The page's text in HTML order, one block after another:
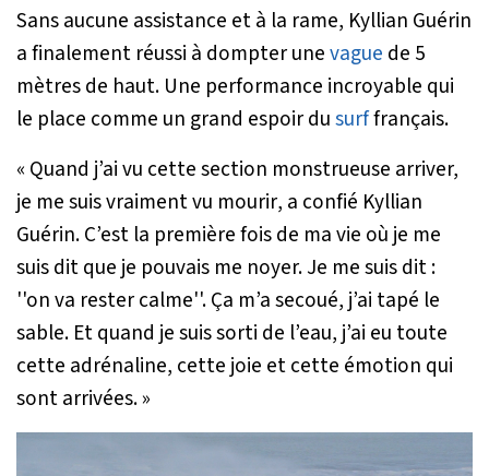
Sans aucune assistance et à la rame, Kyllian Guérin
a finalement réussi à dompter unevague de 5
mètres de haut. Une performance incroyable qui
le place comme un grand espoir dusurffrançais.
« Quand j’ai vu cette section monstrueuse arriver,
je me suis vraiment vu mourir, a confié Kyllian
Guérin.C’est la première fois de ma vie où je me
suis dit que je pouvais me noyer. Je me suis dit :
''on va rester calme''. Ça m’a secoué, j’ai tapé le
sable. Et quand je suis sorti de l’eau, j’ai eu toute
cette adrénaline, cette joie et cette émotion qui
sont arrivées. »